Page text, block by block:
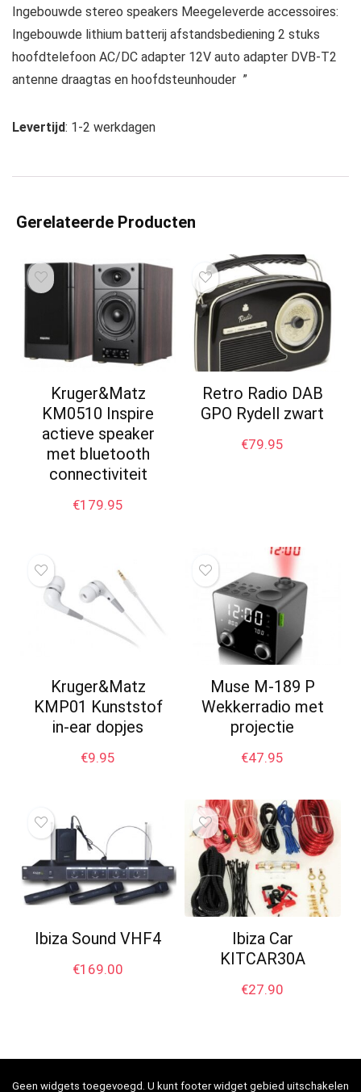
Ingebouwde stereo speakers Meegeleverde accessoires:
Ingebouwde lithium batterij afstandsbediening 2 stuks
hoofdtelefoon AC/DC adapter 12V auto adapter DVB-T2
antenne draagtas en hoofdsteunhouder ”
Levertijd: 1-2 werkdagen
Gerelateerde Producten
Kruger&Matz
KM0510 Inspire
actieve speaker
met bluetooth
connectiviteit
€179.95
Retro Radio DAB
GPO Rydell zwart
€79.95
Kruger&Matz
KMP01 Kunststof
in-ear dopjes
€9.95
Muse M-189 P
Wekkerradio met
projectie
€47.95
Ibiza Sound VHF4
€169.00
Ibiza Car
KITCAR30A
€27.90
Geen widgets toegevoegd. U kunt footer widget gebied uitschakelen